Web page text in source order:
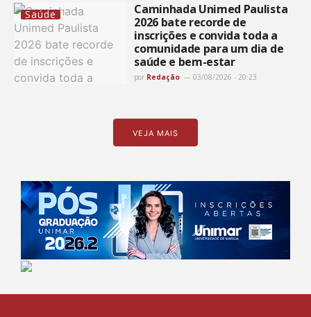
Saúde
Caminhada Unimed Paulista
2026 bate recorde de
inscrições e convida toda a
comunidade para um dia de
saúde e bem-estar
por Redação 03/08/2026 - 20:23
VEJA MAIS